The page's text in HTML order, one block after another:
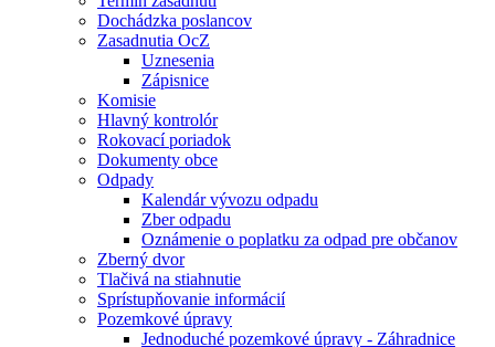
Dochádzka poslancov
Zasadnutia OcZ
Uznesenia
Zápisnice
Komisie
Hlavný kontrolór
Rokovací poriadok
Dokumenty obce
Odpady
Kalendár vývozu odpadu
Zber odpadu
Oznámenie o poplatku za odpad pre občanov
Zberný dvor
Tlačivá na stiahnutie
Sprístupňovanie informácií
Pozemkové úpravy
Jednoduché pozemkové úpravy - Záhradnice